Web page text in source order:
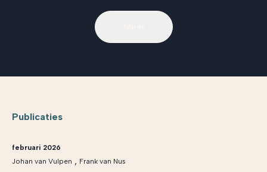
Publicaties
februari 2026
Johan van Vulpen , Frank van Nus